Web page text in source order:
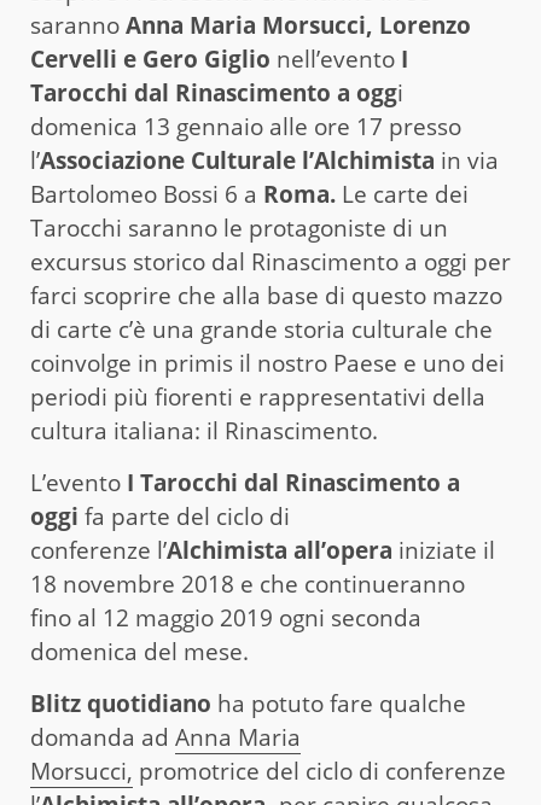
sarannoAnna Maria Morsucci, Lorenzo
Cervelli e Gero Giglio nell’evento I
Tarocchi dal Rinascimento a oggi
domenica 13 gennaio alle ore 17 presso
l’Associazione Culturale l’Alchimista in via
Bartolomeo Bossi 6 a Roma. Le carte dei
Tarocchi saranno le protagoniste di un
excursus storico dal Rinascimento a oggi per
farci scoprire che alla base di questo mazzo
di carte c’è una grande storia culturale che
coinvolge in primis il nostro Paese e uno dei
periodi più fiorenti e rappresentativi della
cultura italiana: il Rinascimento.
L’evento I Tarocchi dal Rinascimento a
oggi fa parte del ciclo di
conferenze l’Alchimista all’opera iniziate il
18 novembre 2018 e che continueranno
fino al 12 maggio 2019 ogni seconda
domenica del mese.
Blitz quotidiano ha potuto fare qualche
domanda ad Anna Maria
Morsucci, promotrice del ciclo di conferenze